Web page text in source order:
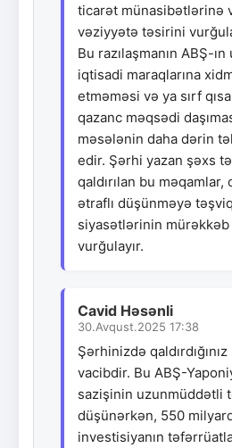
ticarət münasibətlərinə
vəziyyətə təsirini
Bu razılaşmanın ABŞ-
iqtisadi maraqlarına
etməməsi və ya sırf
qazanc məqsədi
məsələnin daha dərin
edir. Şərhi yazan şəxs
qaldırılan bu məqamlar,
ətraflı düşünməyə
siyasətlərinin
vurğulayır.
Cavid Həsənli
30.Avqust.2025 17:38
Şərhinizdə
vacibdir. Bu ABŞ-
sazişinin uzunmüddətli
düşünərkən, 550
investisiyanın